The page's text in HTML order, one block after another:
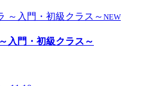
NEW
入門・初級クラス～